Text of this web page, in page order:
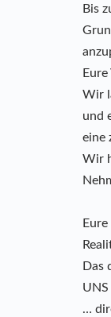
Bis
Wir
und
eine
Wir
Das
…